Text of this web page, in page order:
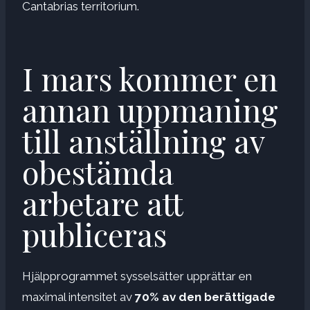
Cantabrias territorium.
I mars kommer en
annan uppmaning
till anställning av
obestämda
arbetare att
publiceras
Hjälpprogrammet sysselsätter upprättar en
maximal intensitet av 70% av den berättigade